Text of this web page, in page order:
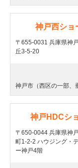
神戸西ショ
〒655-0031 兵庫県神
丘3-5-20
神戸市（西区の一部、
神戸HDCシ
〒650-0044 兵庫県神
町1-2-2 ハウジング・
ー神戸4階